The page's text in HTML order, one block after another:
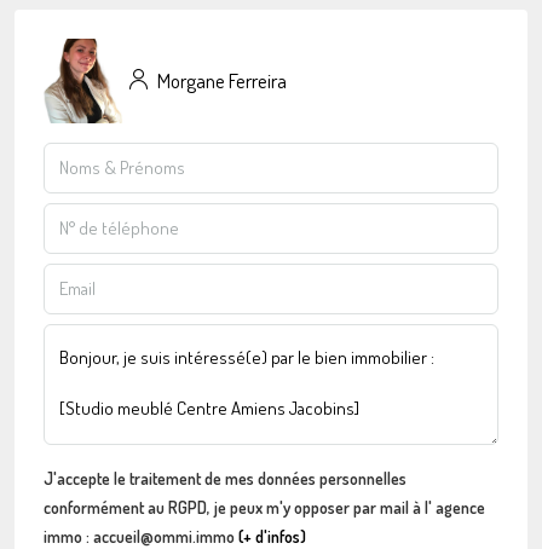
Morgane Ferreira
J'accepte le traitement de mes données personnelles
conformément au RGPD, je peux m'y opposer par mail à l' agence
immo : accueil@ommi.immo(+ d'infos)